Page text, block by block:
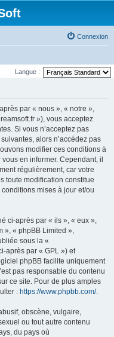
Connexion
Langue :
par « nous », « notre »,
»), vous acceptez
Si vous n’acceptez pas
alors n’accédez pas
modifier ces conditions à
en informer. Cependant, il
régulièrement, car votre
toute modification constitue
mises à jour et/ou
ci-après par « ils », « eux »,
», « phpBB Limited »,
sous la «
après par « GPL ») et
phpBB facilite uniquement
pas responsable du contenu
ce site. Pour de plus amples
: https://www.phpbb.com/.
obscène, vulgaire,
ou tout autre contenu
du pays où